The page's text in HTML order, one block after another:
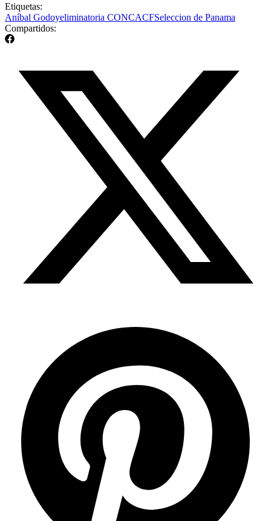
Etiquetas:
Aníbal Godoyeliminatoria CONCACFSeleccion de Panama
Compartidos: